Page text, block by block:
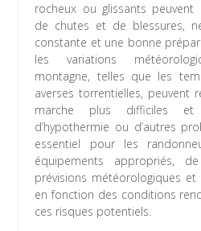
rocheux ou glissants peuvent
de chutes et de blessures,
constante et une bonne
les variations
montagne, telles que les
averses torrentielles, peuvent
marche plus difficiles
d’hypothermie ou d’autres
essentiel pour les
équipements appropriés,
prévisions météorologiques et
en fonction des conditions
ces risques potentiels.